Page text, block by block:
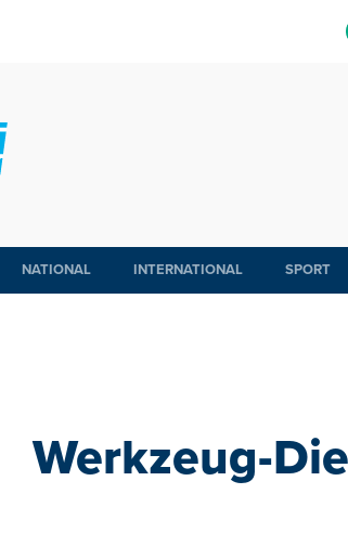
NATIONAL INTERNATIONAL SPORT
Werkzeug-